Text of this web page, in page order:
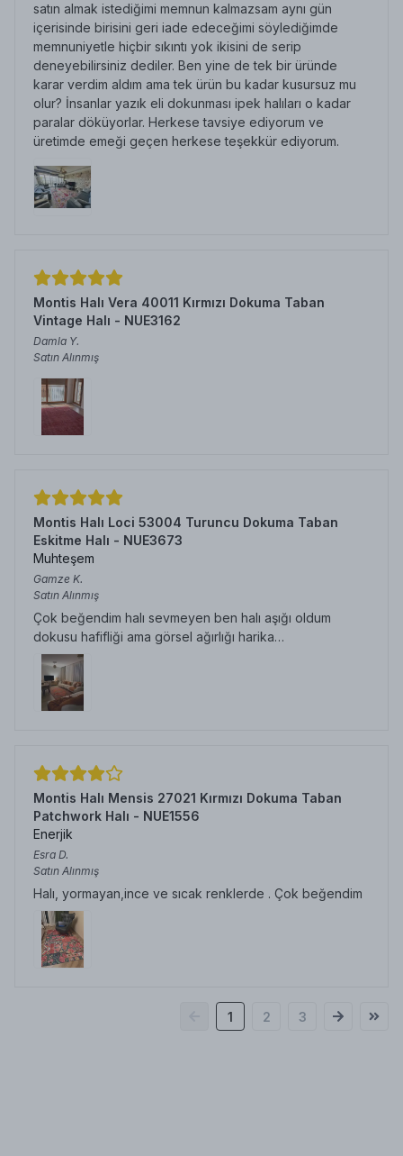
satın almak istediğimi memnun kalmazsam aynı gün
içerisinde birisini geri iade edeceğimi söylediğimde
memnuniyetle hiçbir sıkıntı yok ikisini de serip
deneyebilirsiniz dediler. Ben yine de tek bir üründe
karar verdim aldım ama tek ürün bu kadar kusursuz mu
olur? İnsanlar yazık eli dokunması ipek halıları o kadar
paralar döküyorlar. Herkese tavsiye ediyorum ve
üretimde emeği geçen herkese teşekkür ediyorum.
Montis Halı Vera 40011 Kırmızı Dokuma Taban
Vintage Halı - NUE3162
Damla Y.
Satın Alınmış
Montis Halı Loci 53004 Turuncu Dokuma Taban
Eskitme Halı - NUE3673
Muhteşem
Gamze K.
Satın Alınmış
Çok beğendim halı sevmeyen ben halı aşığı oldum
dokusu hafifliği ama görsel ağırlığı harika…
Montis Halı Mensis 27021 Kırmızı Dokuma Taban
Patchwork Halı - NUE1556
Enerjik
Esra D.
Satın Alınmış
Halı, yormayan,ince ve sıcak renklerde . Çok beğendim
1 2 3